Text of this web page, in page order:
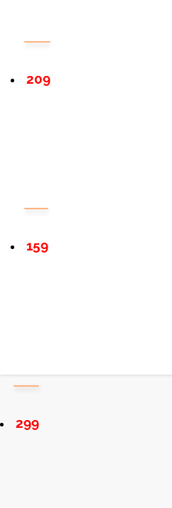
209
159
299